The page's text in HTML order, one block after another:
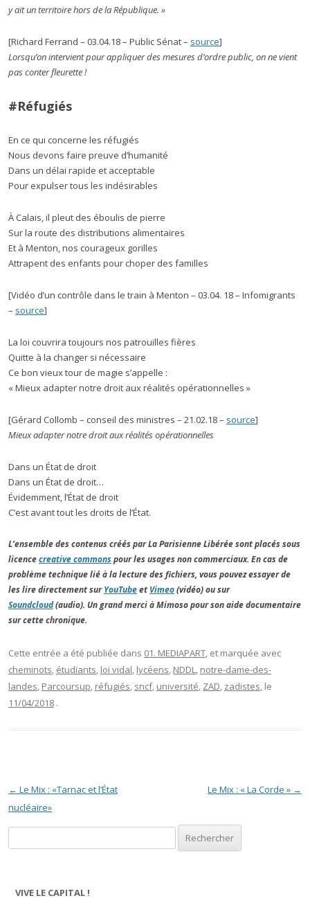
y ait un territoire hors de la République. »
[Richard Ferrand – 03.04.18 – Public Sénat – source]
Lorsqu’on intervient pour appliquer des mesures d’ordre public, on ne vient
pas conter fleurette !
#Réfugiés
En ce qui concerne les réfugiés
Nous devons faire preuve d’humanité
Dans un délai rapide et acceptable
Pour expulser tous les indésirables
À Calais, il pleut des éboulis de pierre
Sur la route des distributions alimentaires
Et à Menton, nos courageux gorilles
Attrapent des enfants pour choper des familles
[Vidéo d’un contrôle dans le train à Menton – 03.04. 18 – Infomigrants
– source]
La loi couvrira toujours nos patrouilles fières
Quitte à la changer si nécessaire
Ce bon vieux tour de magie s’appelle :
« Mieux adapter notre droit aux réalités opérationnelles »
[Gérard Collomb – conseil des ministres – 21.02.18 – source]
Mieux adapter notre droit aux réalités opérationnelles
Dans un État de droit
Dans un État de droit…
Évidemment, l’État de droit
C’est avant tout les droits de l’État.
L’ensemble des contenus créés par La Parisienne Libérée sont placés sous
licencecreative commonspour les usages non commerciaux. En cas de
problème technique lié à la lecture des fichiers, vous pouvez essayer de
les lire directement surYouTubeet Vimeo(vidéo) ou sur
Soundcloud(audio). Un grand merci à Mimoso pour son aide documentaire
sur cette chronique.
Cette entrée a été publiée dans 01. MEDIAPART, et marquée avec
cheminots, étudiants, loi vidal, lycéens, NDDL, notre-dame-des-
landes, Parcoursup, réfugiés, sncf, université, ZAD, zadistes, le
11/04/2018 .
Navigation des articles
← Le Mix : «Tarnac et l’État
nucléaire»
Le Mix : « La Corde » →
VIVE LE CAPITAL !